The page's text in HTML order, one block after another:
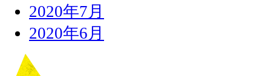
2020年7月
2020年6月